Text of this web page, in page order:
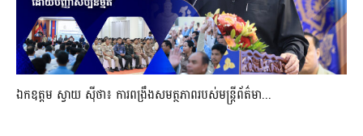
ឯកឧត្តម ស្វាយ ស៊ីថា៖ ការពង្រឹងសមត្ថភាពរបស់មន្ត្រីព័ត៌មា...